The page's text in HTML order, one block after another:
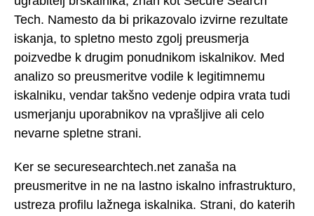
Tech. Namesto da bi prikazovalo izvirne rezultate
iskanja, to spletno mesto zgolj preusmerja
poizvedbe k drugim ponudnikom iskalnikov. Med
analizo so preusmeritve vodile k legitimnemu
iskalniku, vendar takšno vedenje odpira vrata tudi
usmerjanju uporabnikov na vprašljive ali celo
nevarne spletne strani.
Ker se securesearchtech.net zanaša na
preusmeritve in ne na lastno iskalno infrastrukturo,
ustreza profilu lažnega iskalnika. Strani, do katerih